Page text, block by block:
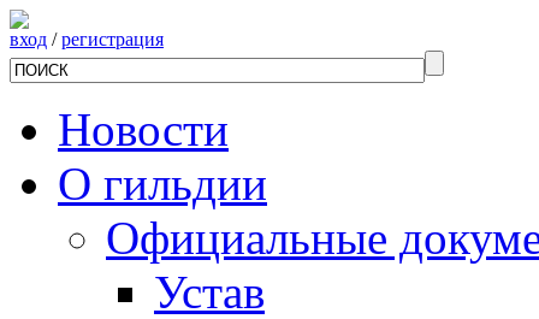
вход /регистрация
Новости
О гильдии
Официальные
Устав